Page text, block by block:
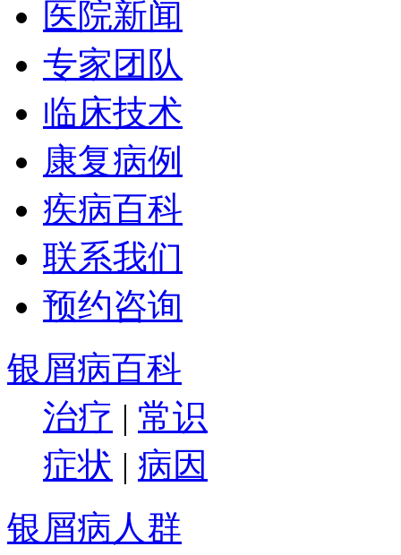
医院新闻
专家团队
临床技术
康复病例
疾病百科
联系我们
预约咨询
银屑病百科
治疗 | 常识
症状 | 病因
银屑病人群